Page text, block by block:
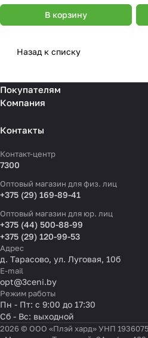
В корзину
Назад к списку
Покупателям
Компания
Контакты
Контакт-центр
7300
Оптовый магазин для физ. лиц
+375 (29) 169-89-41
Оптовый магазин для юр. лиц
+375 (44) 500-88-99
+375 (29) 120-99-53
Адрес
д. Тарасово, ул. Луговая, 10б
E-mail
opt@3ceni.by
Режим работы
Пн - Пт: с 9:00 до 17:30
Сб - Вс: выходной
2026 © ООО «Плэй хард» УНП